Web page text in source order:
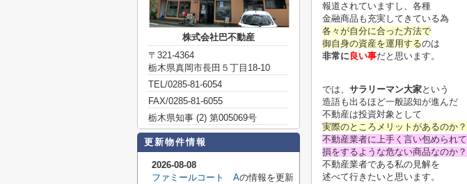
報道されていますし、各種
金融商品も充実してきている為
各々が自分に合った方法で
御自身の資産を運用するのは
非常に良い事だと思います。
では、 サラリーマン大家という
造語も出るほど一般認知が進んだ
不動産は投資対象として
実際のところメリットがあるのか？
不動産業者に上手く言い包められて
損をするような危ない商品なのか？
不動産業者である私の見解を
述べて行きたいと思います。
株式会社巴不動産
〒321-4364
栃木県真岡市長田５丁目18-10
TEL/0285-81-6054
FAX/0285-81-6055
栃木県知事 (2) 第005069号
更新物件情報
2026-08-08
ファミールコート Aの情報を更新